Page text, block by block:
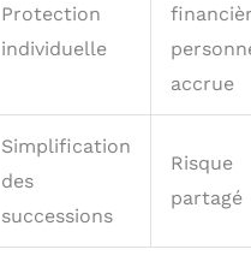
Protection
individuelle
accrue
Simplification
des
successions
Risque
partagé